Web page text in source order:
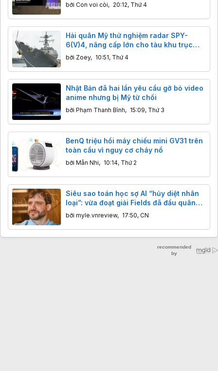
bởi Con voi còi, 20:12, Thứ 4
Hải quân Mỹ thử nghiệm radar SPY-
6(V)4, nâng cấp lớn cho tàu khu trục
Arleigh Burke
bởi Zoey, 10:51, Thứ 4
Nhật Bản đã hai lần yêu cầu gỡ bỏ video
anime nhưng bị Mỹ từ chối
bởi Phạm Thanh Bình, 15:09, Thứ 3
BenQ triệu hồi máy chiếu mini GV31 trên
toàn cầu vì nguy cơ cháy nổ
bởi Mẫn Nhi, 10:14, Thứ 2
Siêu sao toán học sợ AI “hủy diệt nhân
loại”: vừa đoạt giải Fields đã đầu quân
cho OpenAI
bởi myle.vnreview, 17:50, CN